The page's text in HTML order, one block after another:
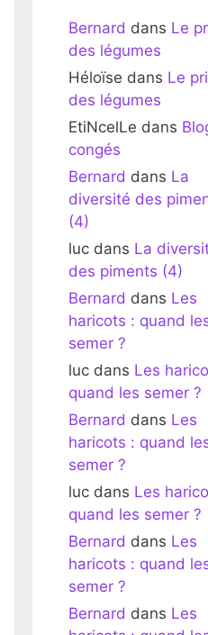
Bernard dans Le
des légumes
Héloïse dans Le
des légumes
EtiNcelLe dans
congés
Bernard dans La
diversité des
(4)
luc dans La
des piments (4)
Bernard dans Les
haricots : quand
semer ?
luc dans Les
quand les semer ?
Bernard dans Les
haricots : quand
semer ?
luc dans Les
quand les semer ?
Bernard dans Les
haricots : quand
semer ?
Bernard dans Les